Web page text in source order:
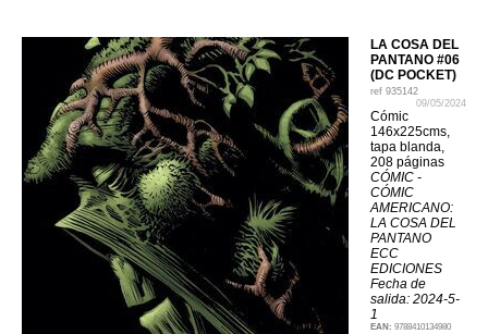
LA COSA DEL
PANTANO #06
(DC POCKET)
ref 935142
09/05/2024
Cómic
146x225cms,
tapa blanda,
208 páginas
CÓMIC -
CÓMIC
AMERICANO:
LA COSA DEL
PANTANO
ECC
EDICIONES
Fecha de
salida: 2024-5-
1
EAN: 9788410134980